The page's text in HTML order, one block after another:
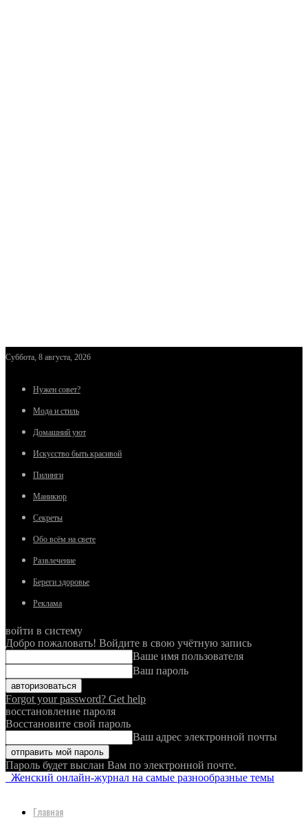
Суббота, 8 августа, 2026
Нужен совет?
Мода и стиль
Домашний уют
Искусство быть красивой
Пилинги
Маникюр
Секреты
Обо всём на свете
Развлечение
Береги здоровье
Реклама
войти в систему
Добро пожаловать! Войдите в свою учётную запись
Ваше имя пользователя
Ваш пароль
Forgot your password? Get help
восстановление пароля
Восстановите свой пароль
Ваш адрес электронной почты
Пароль будет выслан Вам по электронной почте.
Женский онлайн-журнал на самые разнообразные темы
Главная